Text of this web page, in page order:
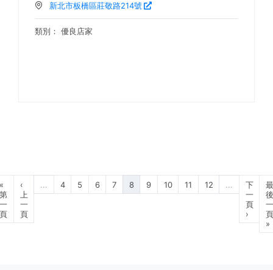
新北市板橋區莊敬路214號
類別： 優良店家
«
第
一
頁
‹
上
一
頁
... 4 5 6 7 8 9 10 11 12 ...
下
一
頁
›
最
後
一
頁
»